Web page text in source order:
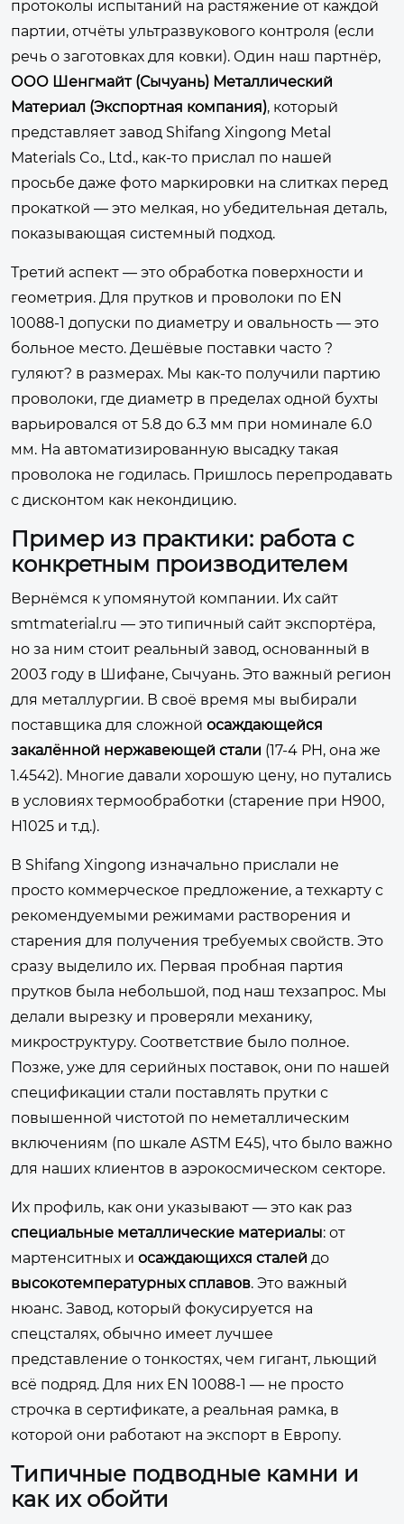
протоколы испытаний на растяжение от каждой
партии, отчёты ультразвукового контроля (если
речь о заготовках для ковки). Один наш партнёр,
ООО Шенгмайт (Сычуань) Металлический
Материал (Экспортная компания), который
представляет завод Shifang Xingong Metal
Materials Co., Ltd., как-то прислал по нашей
просьбе даже фото маркировки на слитках перед
прокаткой — это мелкая, но убедительная деталь,
показывающая системный подход.
Третий аспект — это обработка поверхности и
геометрия. Для прутков и проволоки по EN
10088-1 допуски по диаметру и овальность — это
больное место. Дешёвые поставки часто ?
гуляют? в размерах. Мы как-то получили партию
проволоки, где диаметр в пределах одной бухты
варьировался от 5.8 до 6.3 мм при номинале 6.0
мм. На автоматизированную высадку такая
проволока не годилась. Пришлось перепродавать
с дисконтом как некондицию.
Пример из практики: работа с
конкретным производителем
Вернёмся к упомянутой компании. Их сайт
smtmaterial.ru — это типичный сайт экспортёра,
но за ним стоит реальный завод, основанный в
2003 году в Шифане, Сычуань. Это важный регион
для металлургии. В своё время мы выбирали
поставщика для сложной осаждающейся
закалённой нержавеющей стали (17-4 PH, она же
1.4542). Многие давали хорошую цену, но путались
в условиях термообработки (старение при H900,
H1025 и т.д.).
В Shifang Xingong изначально прислали не
просто коммерческое предложение, а техкарту с
рекомендуемыми режимами растворения и
старения для получения требуемых свойств. Это
сразу выделило их. Первая пробная партия
прутков была небольшой, под наш техзапрос. Мы
делали вырезку и проверяли механику,
микроструктуру. Соответствие было полное.
Позже, уже для серийных поставок, они по нашей
спецификации стали поставлять прутки с
повышенной чистотой по неметаллическим
включениям (по шкале ASTM E45), что было важно
для наших клиентов в аэрокосмическом секторе.
Их профиль, как они указывают — это как раз
специальные металлические материалы: от
мартенситных и осаждающихся сталей до
высокотемпературных сплавов. Это важный
нюанс. Завод, который фокусируется на
спецсталях, обычно имеет лучшее
представление о тонкостях, чем гигант, льющий
всё подряд. Для них EN 10088-1 — не просто
строчка в сертификате, а реальная рамка, в
которой они работают на экспорт в Европу.
Типичные подводные камни и
как их обойти